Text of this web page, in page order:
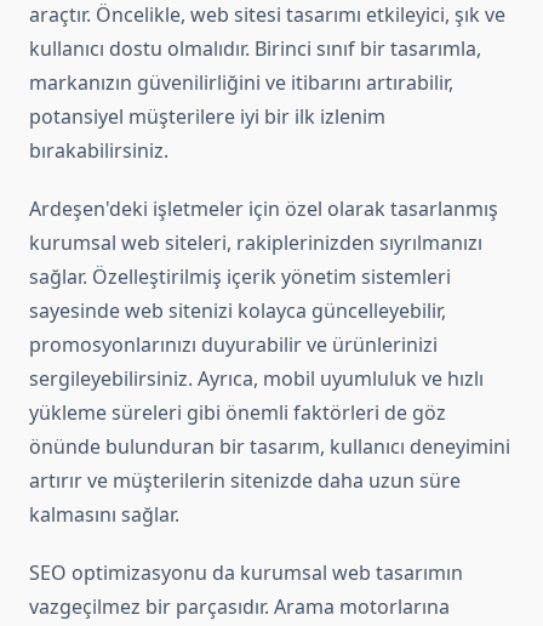
araçtır. Öncelikle, web sitesi tasarımı etkileyici, şık ve
kullanıcı dostu olmalıdır. Birinci sınıf bir tasarımla,
markanızın güvenilirliğini ve itibarını artırabilir,
potansiyel müşterilere iyi bir ilk izlenim
bırakabilirsiniz.
Ardeşen'deki işletmeler için özel olarak tasarlanmış
kurumsal web siteleri, rakiplerinizden sıyrılmanızı
sağlar. Özelleştirilmiş içerik yönetim sistemleri
sayesinde web sitenizi kolayca güncelleyebilir,
promosyonlarınızı duyurabilir ve ürünlerinizi
sergileyebilirsiniz. Ayrıca, mobil uyumluluk ve hızlı
yükleme süreleri gibi önemli faktörleri de göz
önünde bulunduran bir tasarım, kullanıcı deneyimini
artırır ve müşterilerin sitenizde daha uzun süre
kalmasını sağlar.
SEO optimizasyonu da kurumsal web tasarımın
vazgeçilmez bir parçasıdır. Arama motorlarına